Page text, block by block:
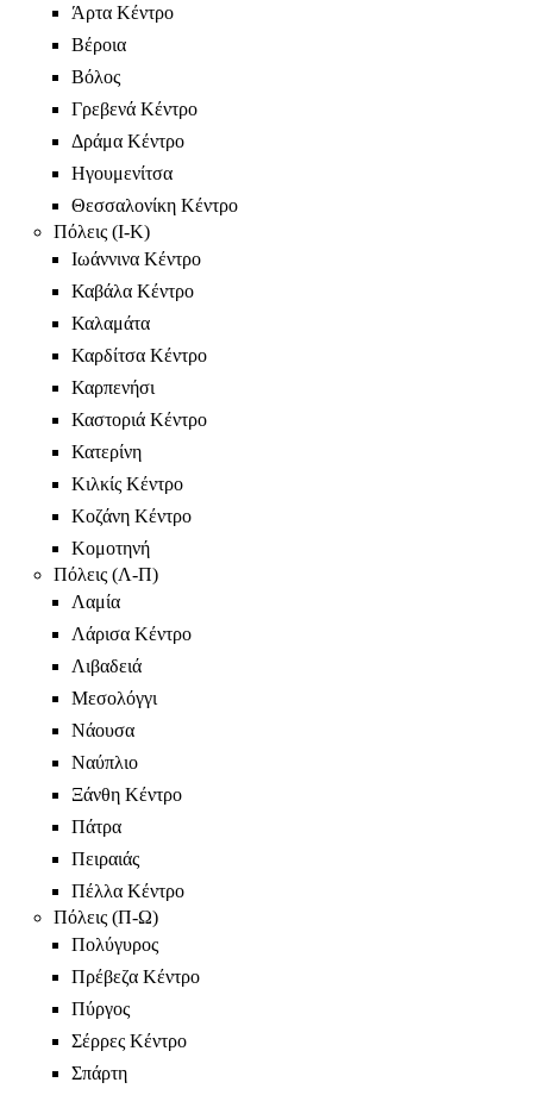
Άρτα Κέντρο
Βέροια
Βόλος
Γρεβενά Κέντρο
Δράμα Κέντρο
Ηγουμενίτσα
Θεσσαλονίκη Κέντρο
Πόλεις (Ι-Κ)
Ιωάννινα Κέντρο
Καβάλα Κέντρο
Καλαμάτα
Καρδίτσα Κέντρο
Καρπενήσι
Καστοριά Κέντρο
Κατερίνη
Κιλκίς Κέντρο
Κοζάνη Κέντρο
Κομοτηνή
Πόλεις (Λ-Π)
Λαμία
Λάρισα Κέντρο
Λιβαδειά
Μεσολόγγι
Νάουσα
Ναύπλιο
Ξάνθη Κέντρο
Πάτρα
Πειραιάς
Πέλλα Κέντρο
Πόλεις (Π-Ω)
Πολύγυρος
Πρέβεζα Κέντρο
Πύργος
Σέρρες Κέντρο
Σπάρτη